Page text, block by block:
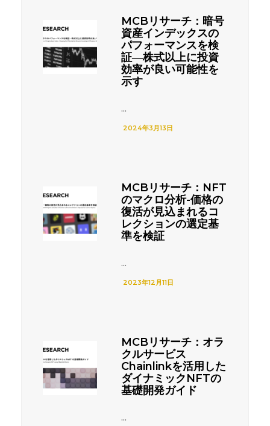
MCBリサーチ：暗号
資産インデックスの
パフォーマンスを検
証―株式以上に投資
効率が良い可能性を
示す
...
2024年3月13日
MCBリサーチ：NFT
のマクロ分析-価格の
復活が見込まれるコ
レクションの選定基
準を検証
...
2023年12月11日
MCBリサーチ：オラ
クルサービス
Chainlinkを活用した
ダイナミックNFTの
基礎開発ガイド
...